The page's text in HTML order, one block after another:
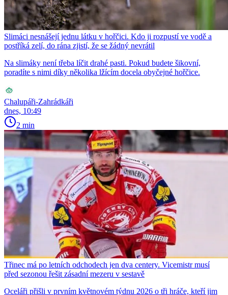
Slimáci nesnášejí jednu látku v hořčici. Kdo ji rozpustí ve vodě a
postříká zelí, do rána zjistí, že se žádný nevrátil
Na slimáky není třeba líčit drahé pasti. Pokud budete šikovní,
poradíte s nimi díky několika lžícím docela obyčejné hořčice.
Chalupáři-Zahrádkáři
dnes, 10:49
2 min
Třinec má po letních odchodech jen dva centery. Vicemistr musí
před sezonou řešit zásadní mezeru v sestavě
Oceláři přišli v prvním květnovém týdnu 2026 o tři hráče, kteří jim